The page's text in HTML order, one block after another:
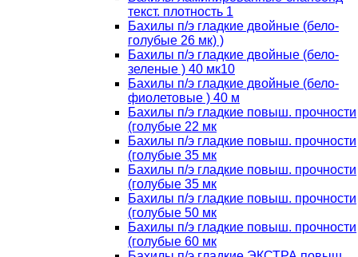
текст. плотность 1
Бахилы п/э гладкие двойные (бело-
голубые 26 мк) )
Бахилы п/э гладкие двойные (бело-
зеленые ) 40 мк10
Бахилы п/э гладкие двойные (бело-
фиолетовые ) 40 м
Бахилы п/э гладкие повыш. прочности
(голубые 22 мк
Бахилы п/э гладкие повыш. прочности
(голубые 35 мк
Бахилы п/э гладкие повыш. прочности
(голубые 35 мк
Бахилы п/э гладкие повыш. прочности
(голубые 50 мк
Бахилы п/э гладкие повыш. прочности
(голубые 60 мк